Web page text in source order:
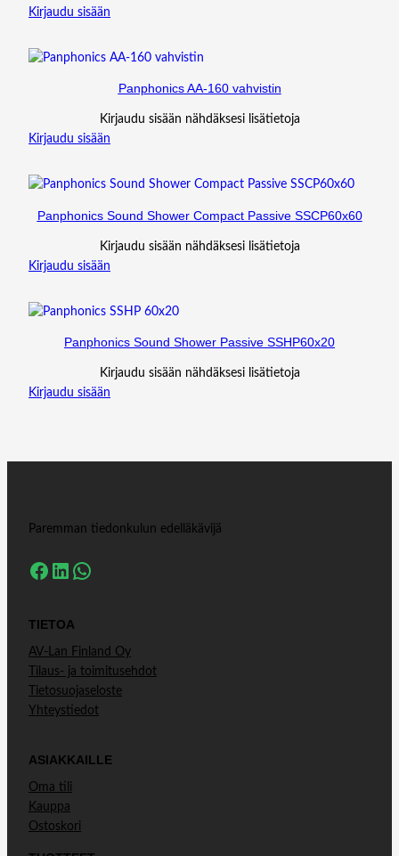
Kirjaudu sisään
Panphonics AA-160 vahvistin
Kirjaudu sisään nähdäksesi lisätietoja
Kirjaudu sisään
Panphonics Sound Shower Compact Passive SSCP60x60
Kirjaudu sisään nähdäksesi lisätietoja
Kirjaudu sisään
Panphonics Sound Shower Passive SSHP60x20
Kirjaudu sisään nähdäksesi lisätietoja
Kirjaudu sisään
Paremman tiedonkulun edelläkävijä
Facebook LinkedIn WhatsApp
TIETOA
AV-Lan Finland Oy
Tilaus- ja toimitusehdot
Tietosuojaseloste
Yhteystiedot
ASIAKKAILLE
Oma tili
Kauppa
Ostoskori